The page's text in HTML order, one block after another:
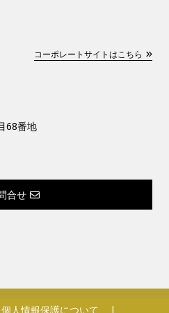
コーポレートサイトはこちら
68番地
合せ
個人情報保護について